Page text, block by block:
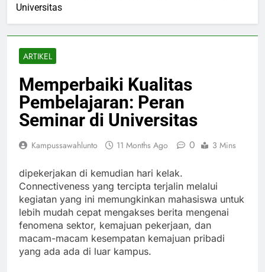
Universitas
ARTIKEL
Memperbaiki Kualitas
Pembelajaran: Peran
Seminar di Universitas
Kampussawahlunto 11 Months Ago 0 3 Mins
dipekerjakan di kemudian hari kelak.
Connectiveness yang tercipta terjalin melalui
kegiatan yang ini memungkinkan mahasiswa untuk
lebih mudah cepat mengakses berita mengenai
fenomena sektor, kemajuan pekerjaan, dan
macam-macam kesempatan kemajuan pribadi
yang ada ada di luar kampus.